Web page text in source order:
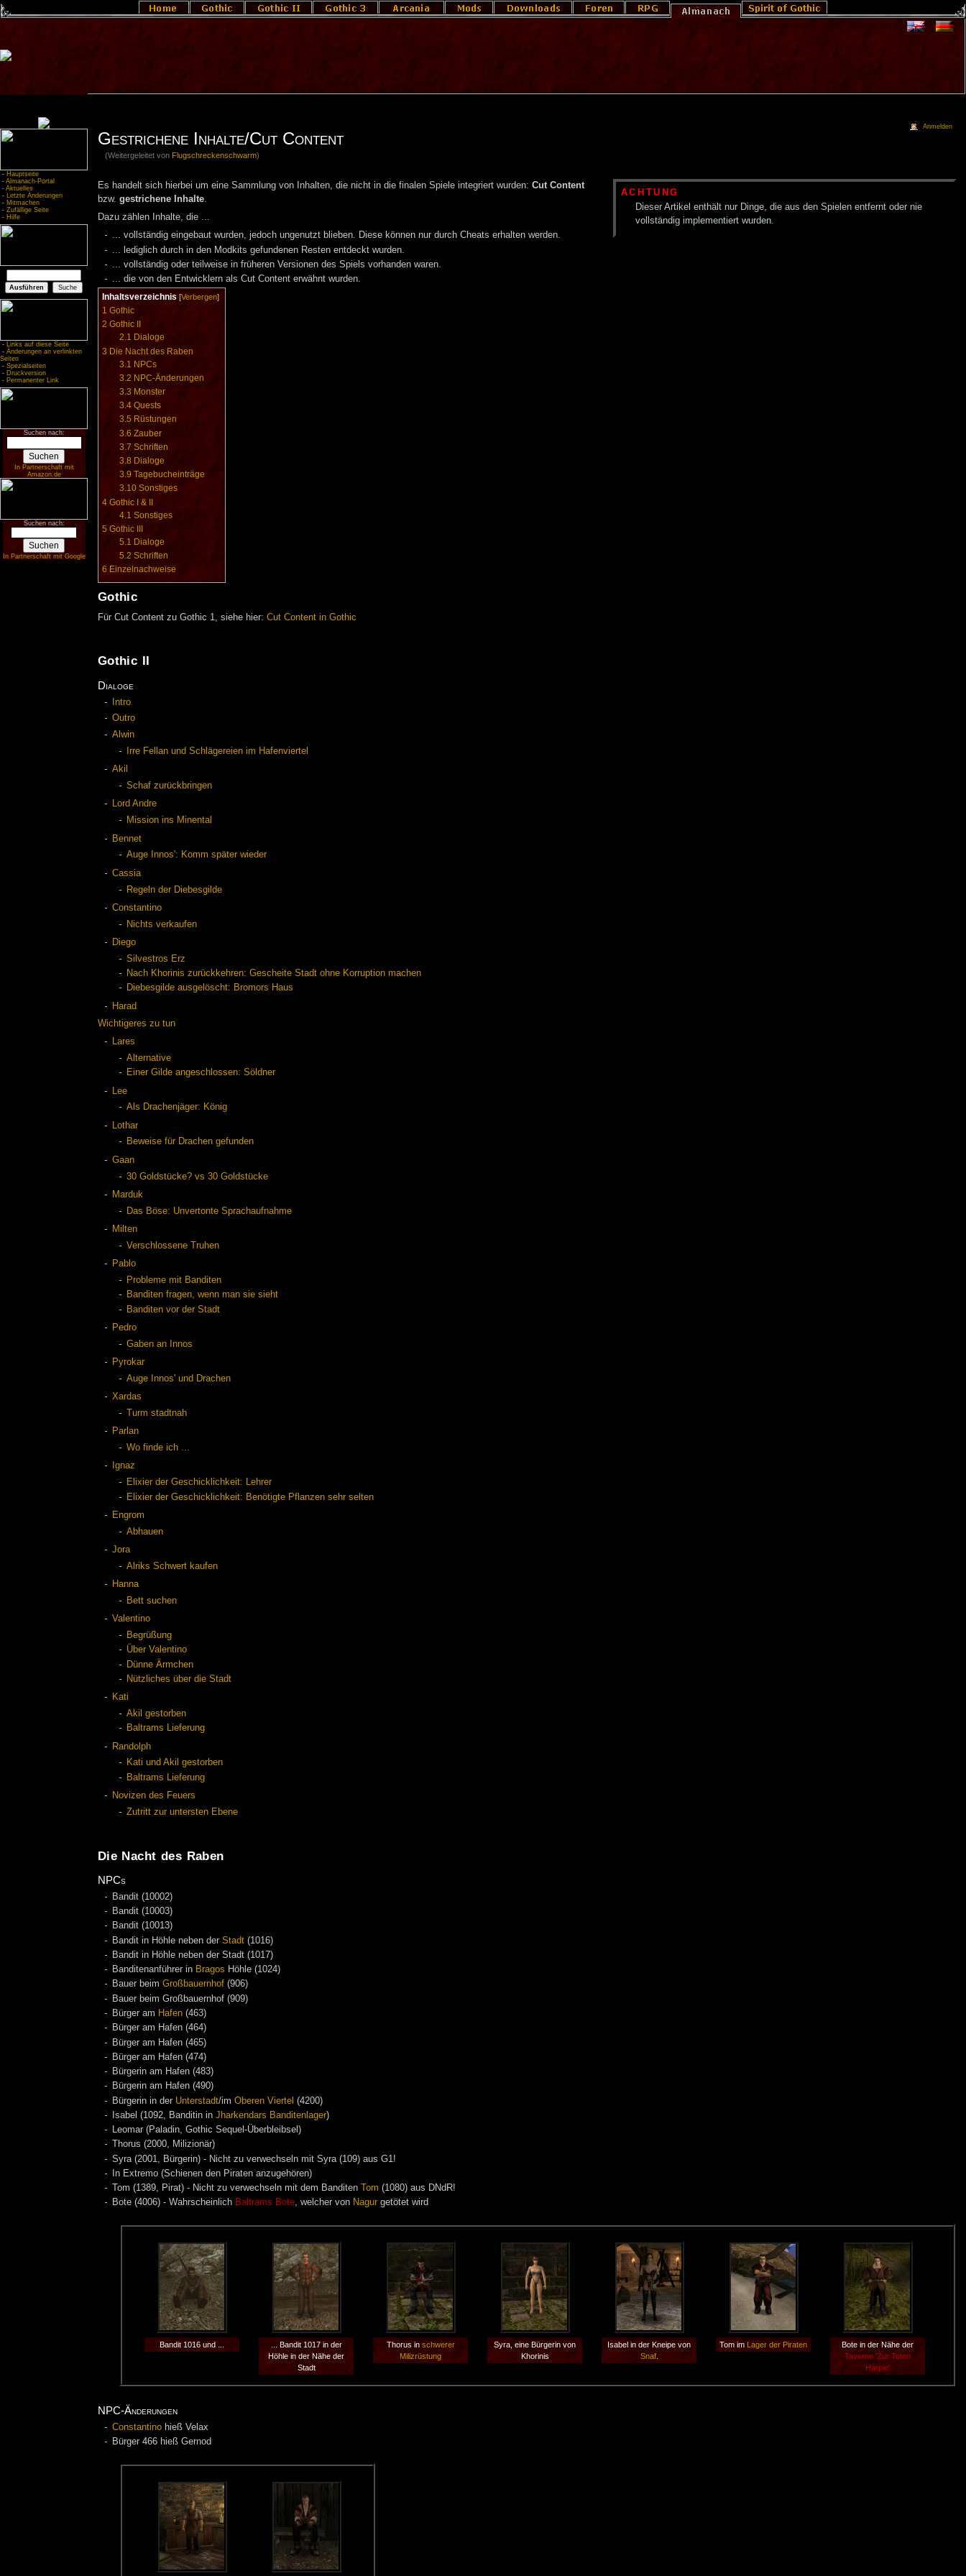
- Hauptseite
- Almanach-Portal
- Aktuelles
- Letzte Änderungen
- Mitmachen
- Zufällige Seite
- Hilfe
- Links auf diese Seite
- Änderungen an verlinkten
Seiten
- Spezialseiten
- Druckversion
- Permanenter Link
Suchen nach:
In Partnerschaft mit
Amazon.de
Suchen nach:
In Partnerschaft mit Google
Gestrichene Inhalte/Cut Content
(Weitergeleitet von Flugschreckenschwarm)
ACHTUNG
Dieser Artikel enthält nur Dinge, die aus den Spielen entfernt oder nie
vollständig implementiert wurden.
Es handelt sich hierbei um eine Sammlung von Inhalten, die nicht in die finalen Spiele integriert wurden: Cut Content
bzw. gestrichene Inhalte.
Dazu zählen Inhalte, die ...
... vollständig eingebaut wurden, jedoch ungenutzt blieben. Diese können nur durch Cheats erhalten werden.
... lediglich durch in den Modkits gefundenen Resten entdeckt wurden.
... vollständig oder teilweise in früheren Versionen des Spiels vorhanden waren.
... die von den Entwicklern als Cut Content erwähnt wurden.
Inhaltsverzeichnis [Verbergen]
1 Gothic
2 Gothic II
2.1 Dialoge
3 Die Nacht des Raben
3.1 NPCs
3.2 NPC-Änderungen
3.3 Monster
3.4 Quests
3.5 Rüstungen
3.6 Zauber
3.7 Schriften
3.8 Dialoge
3.9 Tagebucheinträge
3.10 Sonstiges
4 Gothic I & II
4.1 Sonstiges
5 Gothic III
5.1 Dialoge
5.2 Schriften
6 Einzelnachweise
Gothic
Für Cut Content zu Gothic 1, siehe hier: Cut Content in Gothic
Gothic II
Dialoge
Intro
Outro
Alwin
Irre Fellan und Schlägereien im Hafenviertel
Akil
Schaf zurückbringen
Lord Andre
Mission ins Minental
Bennet
Auge Innos': Komm später wieder
Cassia
Regeln der Diebesgilde
Constantino
Nichts verkaufen
Diego
Silvestros Erz
Nach Khorinis zurückkehren: Gescheite Stadt ohne Korruption machen
Diebesgilde ausgelöscht: Bromors Haus
Harad
Wichtigeres zu tun
Lares
Alternative
Einer Gilde angeschlossen: Söldner
Lee
Als Drachenjäger: König
Lothar
Beweise für Drachen gefunden
Gaan
30 Goldstücke? vs 30 Goldstücke
Marduk
Das Böse: Unvertonte Sprachaufnahme
Milten
Verschlossene Truhen
Pablo
Probleme mit Banditen
Banditen fragen, wenn man sie sieht
Banditen vor der Stadt
Pedro
Gaben an Innos
Pyrokar
Auge Innos' und Drachen
Xardas
Turm stadtnah
Parlan
Wo finde ich ...
Ignaz
Elixier der Geschicklichkeit: Lehrer
Elixier der Geschicklichkeit: Benötigte Pflanzen sehr selten
Engrom
Abhauen
Jora
Alriks Schwert kaufen
Hanna
Bett suchen
Valentino
Begrüßung
Über Valentino
Dünne Ärmchen
Nützliches über die Stadt
Kati
Akil gestorben
Baltrams Lieferung
Randolph
Kati und Akil gestorben
Baltrams Lieferung
Novizen des Feuers
Zutritt zur untersten Ebene
Die Nacht des Raben
NPCs
Bandit (10002)
Bandit (10003)
Bandit (10013)
Bandit in Höhle neben der Stadt (1016)
Bandit in Höhle neben der Stadt (1017)
Banditenanführer in Bragos Höhle (1024)
Bauer beim Großbauernhof (906)
Bauer beim Großbauernhof (909)
Bürger am Hafen (463)
Bürger am Hafen (464)
Bürger am Hafen (465)
Bürger am Hafen (474)
Bürgerin am Hafen (483)
Bürgerin am Hafen (490)
Bürgerin in der Unterstadt/im Oberen Viertel (4200)
Isabel (1092, Banditin in Jharkendars Banditenlager)
Leomar (Paladin, Gothic Sequel-Überbleibsel)
Thorus (2000, Milizionär)
Syra (2001, Bürgerin) - Nicht zu verwechseln mit Syra (109) aus G1!
In Extremo (Schienen den Piraten anzugehören)
Tom (1389, Pirat) - Nicht zu verwechseln mit dem Banditen
Tom (1080) aus DNdR!
Bote (4006) - Wahrscheinlich Baltrams Bote, welcher von Nagur getötet wird
Bandit 1016 und ...
... Bandit 1017 in der
Höhle in der Nähe der
Stadt
Thorus in schwerer
Milizrüstung
Syra, eine Bürgerin von
Khorinis
Isabel in der Kneipe von
Snaf.
Tom im Lager der Piraten
Bote in der Nähe der
Taverne 'Zur Toten
Harpie'
NPC-Änderungen
Constantino hieß Velax
Bürger 466 hieß Gernod
Anmelden